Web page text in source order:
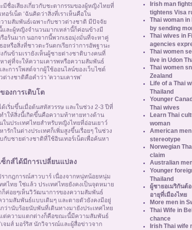
ชื่อเสียงเกี่ยวกับชะตากรรมของผู้หญิงไทยที่
อร์เน็ต ‘ฉันคิดว่าสิ่งที่เราเห็นคือใน
มสัมพันธ์เฉพาะกับชาวต่างชาติ มีปัจจัย
ละผู้หญิงจำนวนมากเหล่านี้ก็ค่อนข้างมี
อร้นมาก นอกจากนี้พวกเธอมุ่งมั่นที่จะหาคู่
หรือสิ่งที่ชาวตะวันตกเรียกว่าการอัพฐานะ
กันข้ามเรายังเห็นผู้ชายต่างชาติบางคนที่
าคู่ที่จะให้ความเคารพหรือความสัมพันธ์
การโพสต์จากผู้ใช้ออนไลน์ของเว็บไซต์
างชาติคือคำว่า 'ความเคารพ'
องการเติบโต
ริ่มขึ้นเมื่อต้นสหัสวรรษ และในช่วง 2-3 ปีที่
ำให้สิ่งนี้เกิดขึ้นคือความท้าทายทางด้าน
นประเทศไทยสำหรับหญิงไทยที่อ่อนเยาว์
รักในต่างประเทศก็เพิ่มสูงขึ้นเรื่อยๆ ในช่วง
บชายต่างชาติที่ใช้อินเทอร์เน็ตเพื่อค้นหา
ซ็กส์ได้มีการเปลี่ยนแปลง
ากฎการณ์สาวบาร์ เนื่องจากหนุ่ทน้อยหนุ่ม
ไทย ใช่แล้ว ประเทศไทยยังคงเป็นจุดหมาย
ก็ค่อยๆเห็นวิวัฒนาการของความสัมพันธ์
ามสัมพันธ์แบบเดิมๆ และตายตัวยังคงมีอยู่
านับร้อยนับพันที่เดินทางมายังประเทศไทย
แต่ความแตกต่างก็คือขณะนี้มีความสัมพันธ์
มส์ มอร์ริส นักวิจารณ์และผู้สื่อข่าวจาก
Irish man
tightens Visa
Thai woman in
by sending
Thai wives in
agencies
Thai women
live in Udon
Thai women
Zealand
Life of a Thai
Thailand
Younger
Thai wives
Learn Thai
woman
American
stereotype
Norwegian
claim
Australian
Younger
Thailand
ผู้ชายอเมริกันต้
อายุที่เมืองไทย
More men in
Thai Wife in
chance
Irish Thai wife